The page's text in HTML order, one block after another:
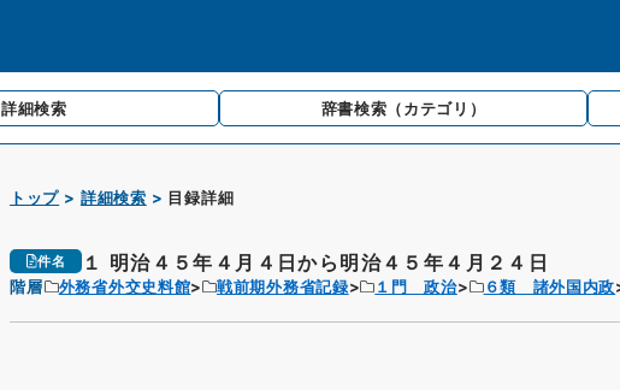
詳細検索 辞書検索 （カテゴリ）
トップ 詳細検索 目録詳細
件名 １ 明治４５年４月４日から明治４５年４月２４日
階層 外務省外交史料館 戦前期外務省記録 １門 政治 ６類 諸外国内政